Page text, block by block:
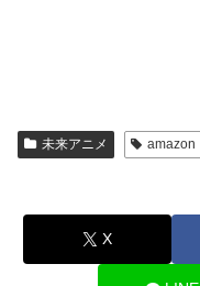
未来アニメ amazon
X